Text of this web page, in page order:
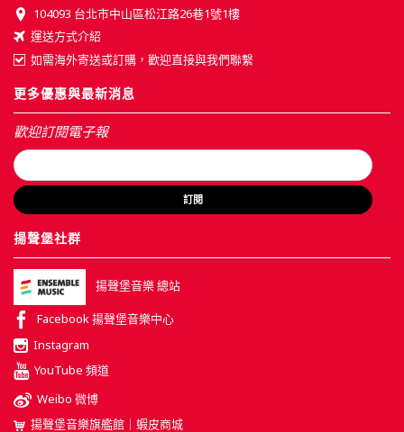
104093 台北市中山區松江路26巷1號1樓
運送方式介紹
如需海外寄送或訂購，歡迎直接與我們聯繫
更多優惠與最新消息
歡迎訂閱電子報
訂閱
揚聲堡社群
揚聲堡音樂 總站
Facebook 揚聲堡音樂中心
Instagram
YouTube 頻道
Weibo 微博
揚聲堡音樂旗艦館｜蝦皮商城